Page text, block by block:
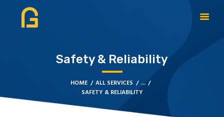
Safety & Reliability
HOME ALL SERVICES
...
SAFETY & RELIABILITY
DAGATE RESOURCES
ABOUT
OUR SOLUTIONS
CYBERSECURITY